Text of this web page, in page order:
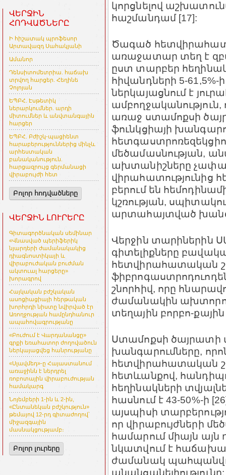
ՎԵՐՋԻՆ
ՀՈԴՎԱԾՆԵՐԸ
Ի հիշատակ պրոֆեսոր
Արտավազդ Սահակյանի
Ամանոր
Դենսիտոմետրիա. հաճախ
տրվող հարցեր. Հեղինե
Չոլոյան
ԵՊԲՀ. Էսթետիկ
ներարկումներ. արդի
միտումներ և անվտանգային
հարցեր
ԵՊԲՀ. Բժիշկ-պացիենտ
հարաբերություններից մինչև
արհեստական
բանականություն.
հարցազրույց գերմանացի
վիրաբույժի հետ
Բոլոր հոդվածները
ՎԵՐՋԻՆ ԼՈՒՐԵՐԸ
Գիտագործնական սեմինար
«Վնասված պերիֆերիկ
նյարդերի ժամանակակից
դիագնոստիկայի և
վիրաբուժական բուժման
ակտուալ հարցերը»
խորագրով
Հայկական բժշկական
ասոցիացիայի հերթական
խորհրդի նիստը նվիրված էր
Առողջության համընդհանուր
ապահովագրությանը
«Բուժում է Վարդանանցը»
գրքի եռահատոր ժողովածուն
ներկայացվեց հանրությանը
«Սլավմեդ»-ը Հայաստանում
առաջինն է ներդրել
ռոբոտային վիրաբուժության
համակարգ
Նոյեմբերի 1-ին և 2-ին,
«Ընտանեկան բժշկություն»
թեմայով 12-րդ գիտաժողով՝
միջազգային
մասնակցությամբ։
Բոլոր լուրերը
կորցնելով
հաշմանդամ [17]:
Ծագած
առաջատար տեղ է
ըստ տարբեր
հիվանդների 5-61,5%-
ներկայացնում է
առաջ ստամոքսի
ֆունկցիայի
մեծամասնության,
ախտանիշները
վիրահատությունից
բերում են
կշռության,
արտահայտված
Վերջին տարիներին
գիտելիքները
հետվիրահատական
շնորհիվ, որը
ժամանակին
տեղային բորբո-
Ստամոքսի ծայրատի
խանգարումները,
հետվիրահատական
հետևանքով,
հեղինակների
հասնում է 43-50%-ի
այսպիսի
որ վիրաբույժների
համարում միայն
նկատվում է
ժամանակ
անանցանելիությունը: